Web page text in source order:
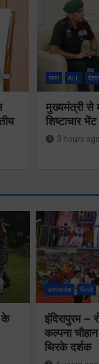
राज्य ALL
मुख्यमंत्री से
शिष्टाचार भेंट
3 hours ago
के
उत्तरप्रदेश दिल्ली
इंदिरापुरम –
कल्पना
थिरके दर्शक